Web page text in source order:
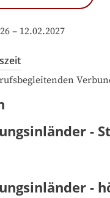
– 12.02.2027
-
-